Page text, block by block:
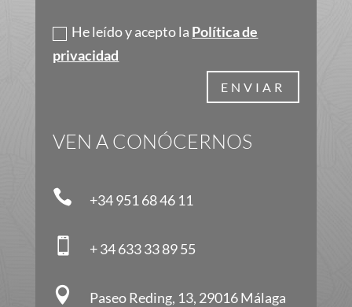
He leído y acepto la Política de
privacidad
ENVIAR
VEN A CONÓCERNOS
 +34 951 68 46 11
 + 34 633 33 89 55
 Paseo Reding, 13, 29016 Málaga